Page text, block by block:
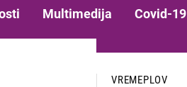
Multimedija Covid-19
VREMEPLOV